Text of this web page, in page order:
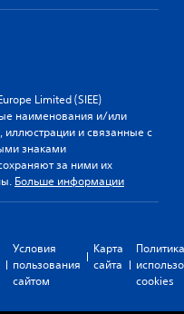
Limited (SIEE)
наименования и/или
иллюстрации и связанные с
знаками
за ними их
Больше информации
Условия
пользования
сайтом
Карта
сайта
Политика
cookies